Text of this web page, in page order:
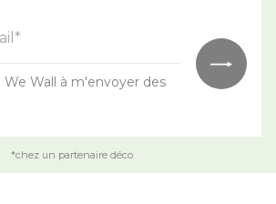
We Wall à m'envoyer des
*chez un partenaire déco